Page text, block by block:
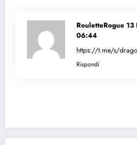
RouletteRogue 13
06:44
https://t.me/s/
Rispondi